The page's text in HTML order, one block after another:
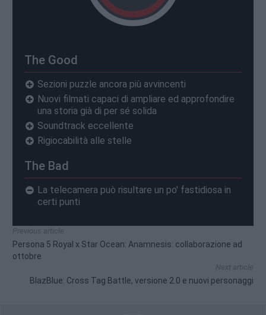
The Good
Sezioni puzzle ancora più avvincenti
Nuovi filmati capaci di ampliare ed approfondire
una storia già di per sé solida
Soundtrack eccellente
Rigiocabilità alle stelle
The Bad
La telecamera può risultare un po' fastidiosa in
certi punti
Previous article
Persona 5 Royal x Star Ocean: Anamnesis: collaborazione ad
ottobre
Next article
BlazBlue: Cross Tag Battle, versione 2.0 e nuovi personaggi